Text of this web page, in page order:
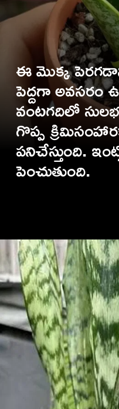
ఈ మొక్క
పెద్దగా అవసరం
వంటగదిలో
గొప్ప
పనిచేస్తుంది.